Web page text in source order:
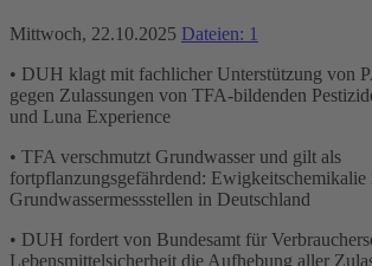
Mittwoch, 22.10.2025 Dateien: 1
• DUH klagt mit fachlicher Unterstützung von
gegen Zulassungen von TFA-bildenden
und Luna Experience
• TFA verschmutzt Grundwasser und gilt als
fortpflanzungsgefährdend: Ewigkeitschemikalie
Grundwassermessstellen in Deutschland
• DUH fordert von Bundesamt für
Lebensmittelsicherheit die Aufhebung aller